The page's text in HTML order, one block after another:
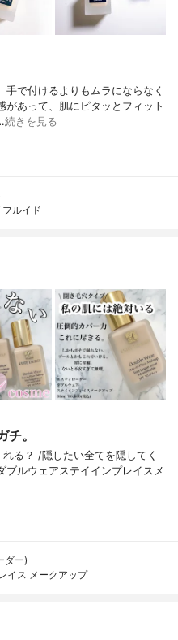
で付けるよりもムラにならなく
あって、肌にピタッとフィット
続きを見る
ルイド
。
る？ /⁡⁡隠したい全てを隠してく
ブルウェアステイインプレイスメ
ダー)
イス メークアップ